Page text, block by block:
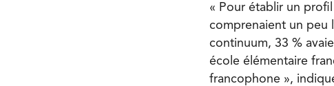
« Pour établir un
comprenaient un peu
continuum, 33 %
école élémentaire
francophone »,